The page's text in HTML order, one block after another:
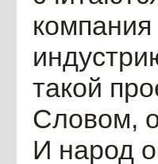
такой
Словом,
И народ